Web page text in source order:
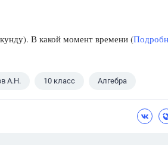
В какой момент времени (
А.Н. 10 класс Алгебра